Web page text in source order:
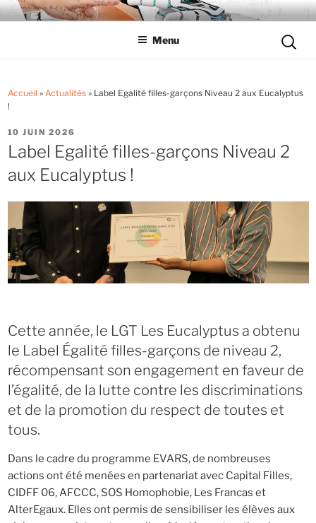
Aller
auLYCÉE LES EUCALYPTUS
Tout savoir sur le lycée professionnel
Menu
pour
Accueil » Actualités» Label Egalité filles-garçons Niveau 2 aux Eucalyptus
!
PUBLIÉ
LE
10 JUIN 2026
Label Egalité filles-garçons Niveau 2
aux Eucalyptus !
Cette année, le LGT Les Eucalyptus a obtenu
le Label Égalité filles-garçons de niveau 2,
récompensant son engagement en faveur de
l’égalité, de la lutte contre les discriminations
et de la promotion du respect de toutes et
tous.
Dans le cadre du programme EVARS, de nombreuses
actions ont été menées en partenariat avec Capital Filles,
CIDFF 06, AFCCC, SOS Homophobie, Les Francas et
AlterEgaux. Elles ont permis de sensibiliser les élèves aux